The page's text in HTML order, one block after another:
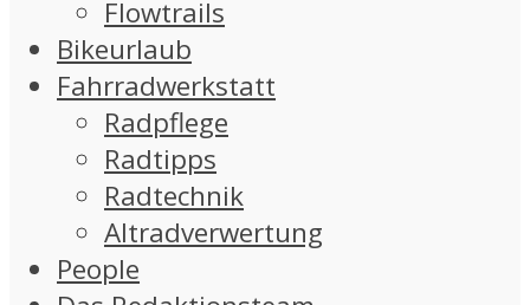
Flowtrails
Bikeurlaub
Fahrradwerkstatt
Radpflege
Radtipps
Radtechnik
Altradverwertung
People